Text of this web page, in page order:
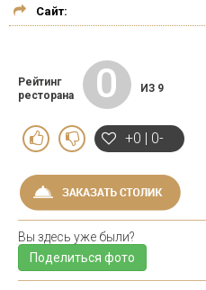
Сайт:
Рейтинг
ресторана
0 ИЗ 9
+0 | 0-
Вы здесь уже были?
Поделиться фото